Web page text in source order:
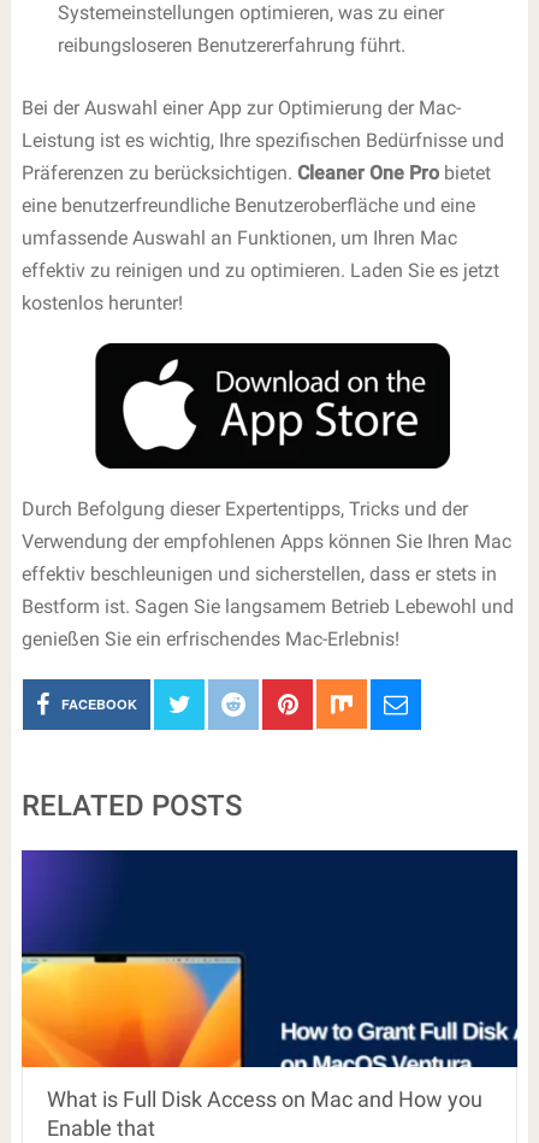
Systemeinstellungen optimieren, was zu einer
reibungsloseren Benutzererfahrung führt.
Bei der Auswahl einer App zur Optimierung der Mac-
Leistung ist es wichtig, Ihre spezifischen Bedürfnisse und
Präferenzen zu berücksichtigen. Cleaner One Probietet
eine benutzerfreundliche Benutzeroberfläche und eine
umfassende Auswahl an Funktionen, um Ihren Mac
effektiv zu reinigen und zu optimieren. Laden Sie es jetzt
kostenlos herunter!
Durch Befolgung dieser Expertentipps, Tricks und der
Verwendung der empfohlenen Apps können Sie Ihren Mac
effektiv beschleunigen und sicherstellen, dass er stets in
Bestform ist. Sagen Sie langsamem Betrieb Lebewohl und
genießen Sie ein erfrischendes Mac-Erlebnis!
FACEBOOK
RELATED POSTS
What is Full Disk Access on Mac and How you
Enable that